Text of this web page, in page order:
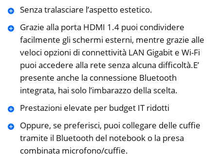
Senza tralasciare l’aspetto estetico.
Grazie alla porta HDMI 1.4 puoi condividere
facilmente gli schermi esterni, mentre grazie alle
veloci opzioni di connettività LAN Gigabit e Wi-Fi
puoi accedere alla rete senza alcuna difficoltà.E’
presente anche la connessione Bluetooth
integrata, hai solo l’imbarazzo della scelta.
Prestazioni elevate per budget IT ridotti
Oppure, se preferisci, puoi collegare delle cuffie
tramite il Bluetooth del notebook o la presa
combinata microfono/cuffie.